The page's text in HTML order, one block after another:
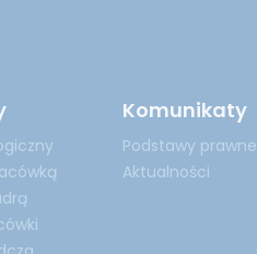
Komunikaty
Podstawy prawne
Aktualności